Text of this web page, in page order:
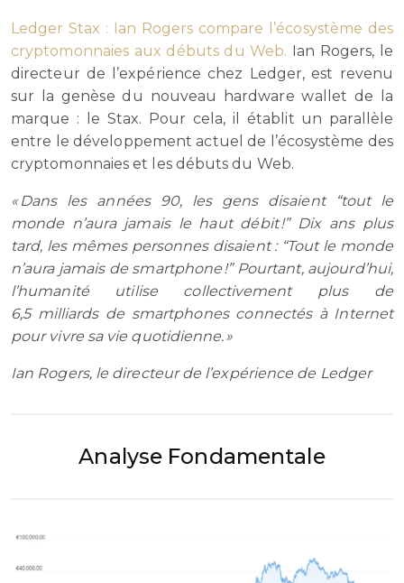
Ledger Stax : Ian Rogers compare l’écosystème des
cryptomonnaies aux débuts du Web. Ian Rogers, le
directeur de l’expérience chez Ledger, est revenu
sur la genèse du nouveau hardware wallet de la
marque : le Stax. Pour cela, il établit un parallèle
entre le développement actuel de l’écosystème des
cryptomonnaies et les débuts du Web.
« Dans les années 90, les gens disaient “tout le
monde n’aura jamais le haut débit !” Dix ans plus
tard, les mêmes personnes disaient : “Tout le monde
n’aura jamais de smartphone !” Pourtant, aujourd’hui,
l’humanité utilise collectivement plus de
6,5 milliards de smartphones connectés à Internet
pour vivre sa vie quotidienne. »
Ian Rogers, le directeur de l’expérience de Ledger
Analyse Fondamentale